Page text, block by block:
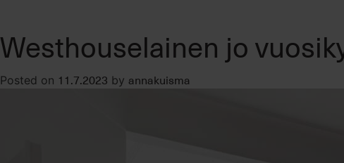
Westhouselainen jo
Posted on 11.7.2023 by annakuisma